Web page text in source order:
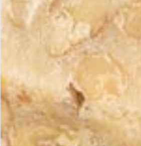
Turron-Orangen-Mousse